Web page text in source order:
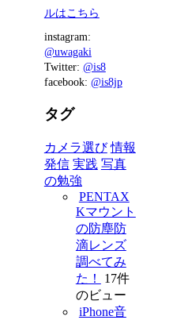
ルはこちら
instagram:
@uwagaki
Twitter: @is8
facebook: @is8jp
タグ
カメラ選び 情報
発信 実践 写真
の勉強
PENTAX
Kマウント
の防塵防
滴レンズ
調べてみ
た！
17件
のビュー
iPhone音